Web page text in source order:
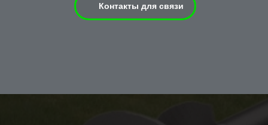
Контакты для связи